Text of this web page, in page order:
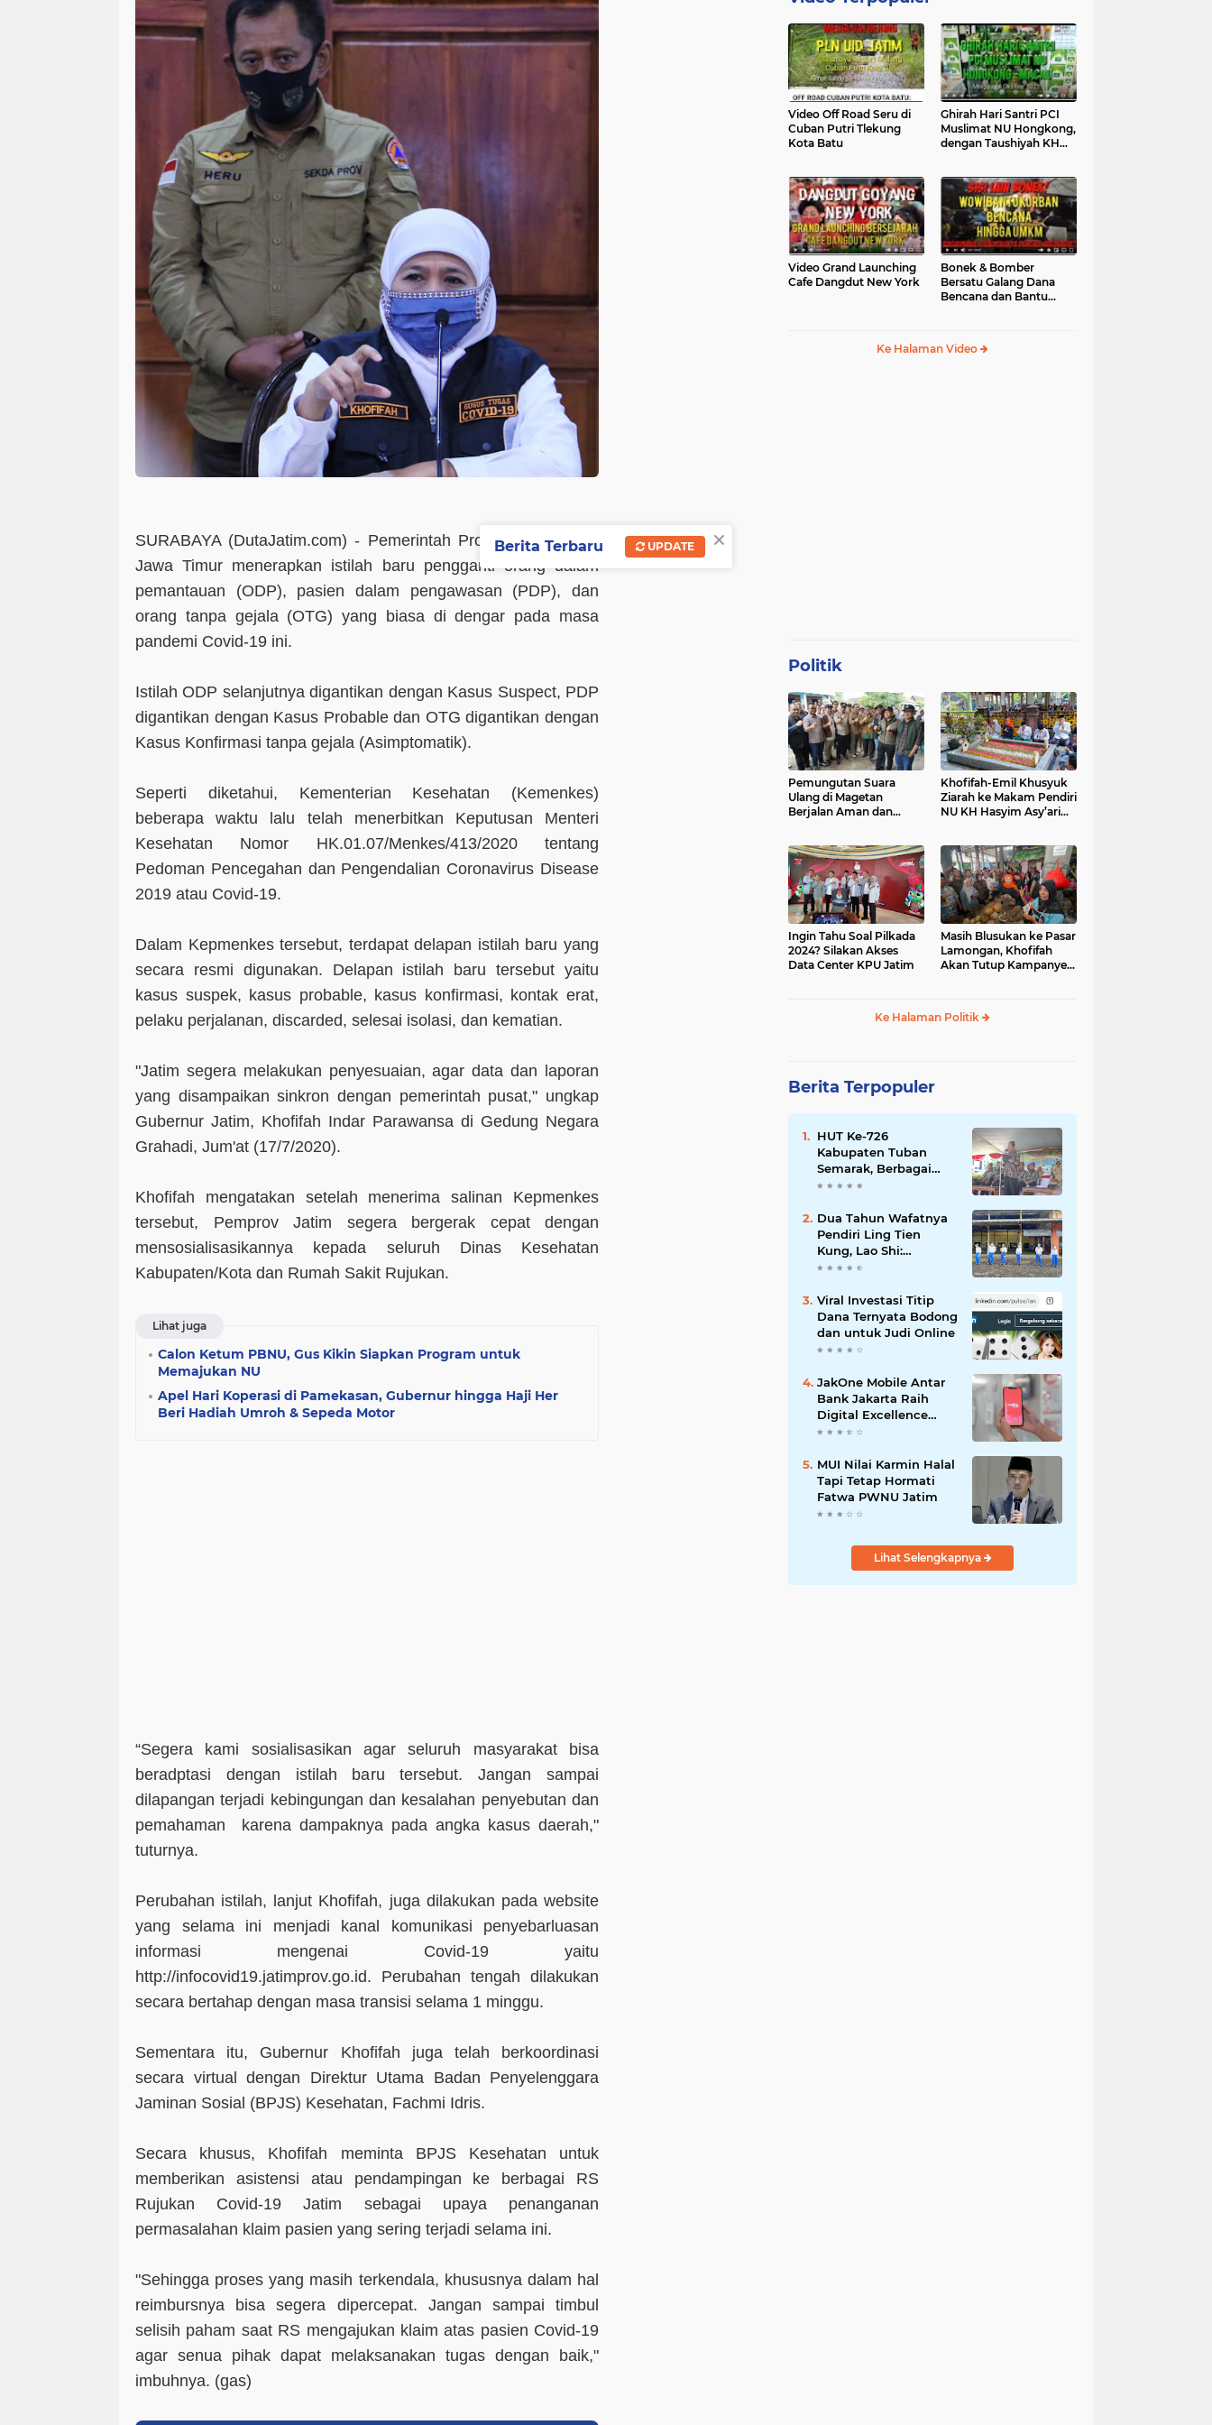
SURABAYA (DutaJatim.com) - Pemerintah Provinsi (Pemprov)
Jawa Timur menerapkan istilah baru pengganti orang dalam
pemantauan (ODP), pasien dalam pengawasan (PDP), dan
orang tanpa gejala (OTG) yang biasa di dengar pada masa
pandemi Covid-19 ini.
Istilah ODP selanjutnya digantikan dengan Kasus Suspect, PDP
digantikan dengan Kasus Probable dan OTG digantikan dengan
Kasus Konfirmasi tanpa gejala (Asimptomatik).
Seperti diketahui, Kementerian Kesehatan (Kemenkes)
beberapa waktu lalu telah menerbitkan Keputusan Menteri
Kesehatan Nomor HK.01.07/Menkes/413/2020 tentang
Pedoman Pencegahan dan Pengendalian Coronavirus Disease
2019 atau Covid-19.
Dalam Kepmenkes tersebut, terdapat delapan istilah baru yang
secara resmi digunakan. Delapan istilah baru tersebut yaitu
kasus suspek, kasus probable, kasus konfirmasi, kontak erat,
pelaku perjalanan, discarded, selesai isolasi, dan kematian.
"Jatim segera melakukan penyesuaian, agar data dan laporan
yang disampaikan sinkron dengan pemerintah pusat," ungkap
Gubernur Jatim, Khofifah Indar Parawansa di Gedung Negara
Grahadi, Jum'at (17/7/2020).
Khofifah mengatakan setelah menerima salinan Kepmenkes
tersebut, Pemprov Jatim segera bergerak cepat dengan
mensosialisasikannya kepada seluruh Dinas Kesehatan
Kabupaten/Kota dan Rumah Sakit Rujukan.
Lihat juga
Calon Ketum PBNU, Gus Kikin Siapkan Program untuk
Memajukan NU
Apel Hari Koperasi di Pamekasan, Gubernur hingga Haji Her
Beri Hadiah Umroh & Sepeda Motor
“Segera kami sosialisasikan agar seluruh masyarakat bisa
beradptasi dengan istilah baru tersebut. Jangan sampai
dilapangan terjadi kebingungan dan kesalahan penyebutan dan
pemahaman karena dampaknya pada angka kasus daerah,"
tuturnya.
Perubahan istilah, lanjut Khofifah, juga dilakukan pada website
yang selama ini menjadi kanal komunikasi penyebarluasan
informasi mengenai Covid-19 yaitu
http://infocovid19.jatimprov.go.id. Perubahan tengah dilakukan
secara bertahap dengan masa transisi selama 1 minggu.
Sementara itu, Gubernur Khofifah juga telah berkoordinasi
secara virtual dengan Direktur Utama Badan Penyelenggara
Jaminan Sosial (BPJS) Kesehatan, Fachmi Idris.
Secara khusus, Khofifah meminta BPJS Kesehatan untuk
memberikan asistensi atau pendampingan ke berbagai RS
Rujukan Covid-19 Jatim sebagai upaya penanganan
permasalahan klaim pasien yang sering terjadi selama ini.
"Sehingga proses yang masih terkendala, khususnya dalam hal
reimbursnya bisa segera dipercepat. Jangan sampai timbul
selisih paham saat RS mengajukan klaim atas pasien Covid-19
agar senua pihak dapat melaksanakan tugas dengan baik,"
imbuhnya. (gas)
Video Off Road Seru di
Cuban Putri Tlekung
Kota Batu
Ghirah Hari Santri PCI
Muslimat NU Hongkong,
dengan Taushiyah KH
Video Grand Launching
Cafe Dangdut New York
Bonek & Bomber
Bersatu Galang Dana
Bencana dan Bantu
Ke Halaman Video
Politik
Pemungutan Suara
Ulang di Magetan
Berjalan Aman dan
Khofifah-Emil Khusyuk
Ziarah ke Makam Pendiri
NU KH Hasyim Asy’ari
Ingin Tahu Soal Pilkada
2024? Silakan Akses
Data Center KPU Jatim
Masih Blusukan ke Pasar
Lamongan, Khofifah
Akan Tutup Kampanye
Ke Halaman Politik
Berita Terpopuler
HUT Ke-726
Kabupaten Tuban
Semarak, Berbagai
Prestasinya Pun
Dua Tahun Wafatnya
Pendiri Ling Tien
Kung, Lao Shi:
Amanah Harus Kita
Viral Investasi Titip
Dana Ternyata Bodong
dan untuk Judi Online
JakOne Mobile Antar
Bank Jakarta Raih
Digital Excellence
Awards 2026
MUI Nilai Karmin Halal
Tapi Tetap Hormati
Fatwa PWNU Jatim
Lihat Selengkapnya
×
Berita Terbaru UPDATE